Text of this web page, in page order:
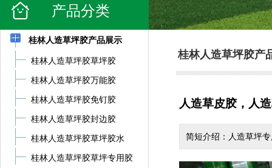
产品分类
桂林人造草坪胶产品展示
桂林人造草坪胶草坪胶
桂林人造草坪胶万能胶
桂林人造草坪胶免钉胶
桂林人造草坪胶封边胶
桂林人造草坪胶草坪胶水
桂林人造草坪胶草坪专用胶
桂林人造草坪胶产
人造草皮胶，人
简短介绍：人造草坪